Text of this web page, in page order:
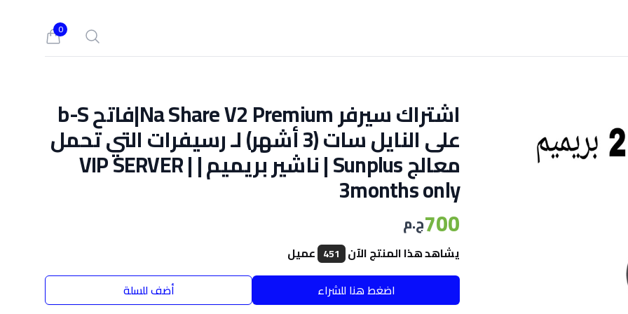
Search
0
view bag
اشتراك سيرفر Na Share V2 Premium|فاتح b-S
على النايل سات (3 أشهر) لـ رسيفرات التي تحمل
معالج Sunplus | ناشير بريميم | VIP SERVER |
3months only
700ج.م
يشاهد هذا المنتج الآن 451 عميل
اضغط هنا للشراء
أضف للسلة